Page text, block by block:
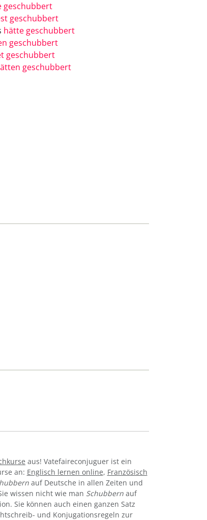
geschubbert
geschubbert
hätte geschubbert
geschubbert
geschubbert
geschubbert
aus! Vatefaireconjuguer ist ein
an: Englisch lernen online, Französisch
auf Deutsche in allen Zeiten und
wissen nicht wie man Schubbern auf
Sie können auch einen ganzen Satz
und Konjugationsregeln zur